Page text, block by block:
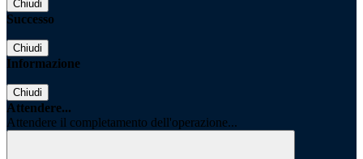
Chiudi
Successo
Chiudi
Informazione
Chiudi
Attendere...
Attendere il completamento dell'operazione...